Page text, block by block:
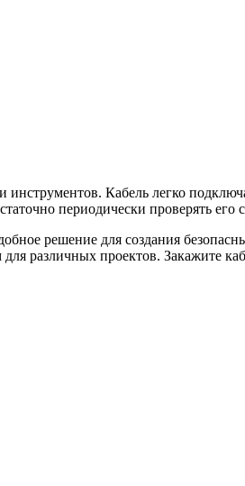
инструментов. Кабель легко
периодически проверять
решение для создания
различных проектов. Закажите